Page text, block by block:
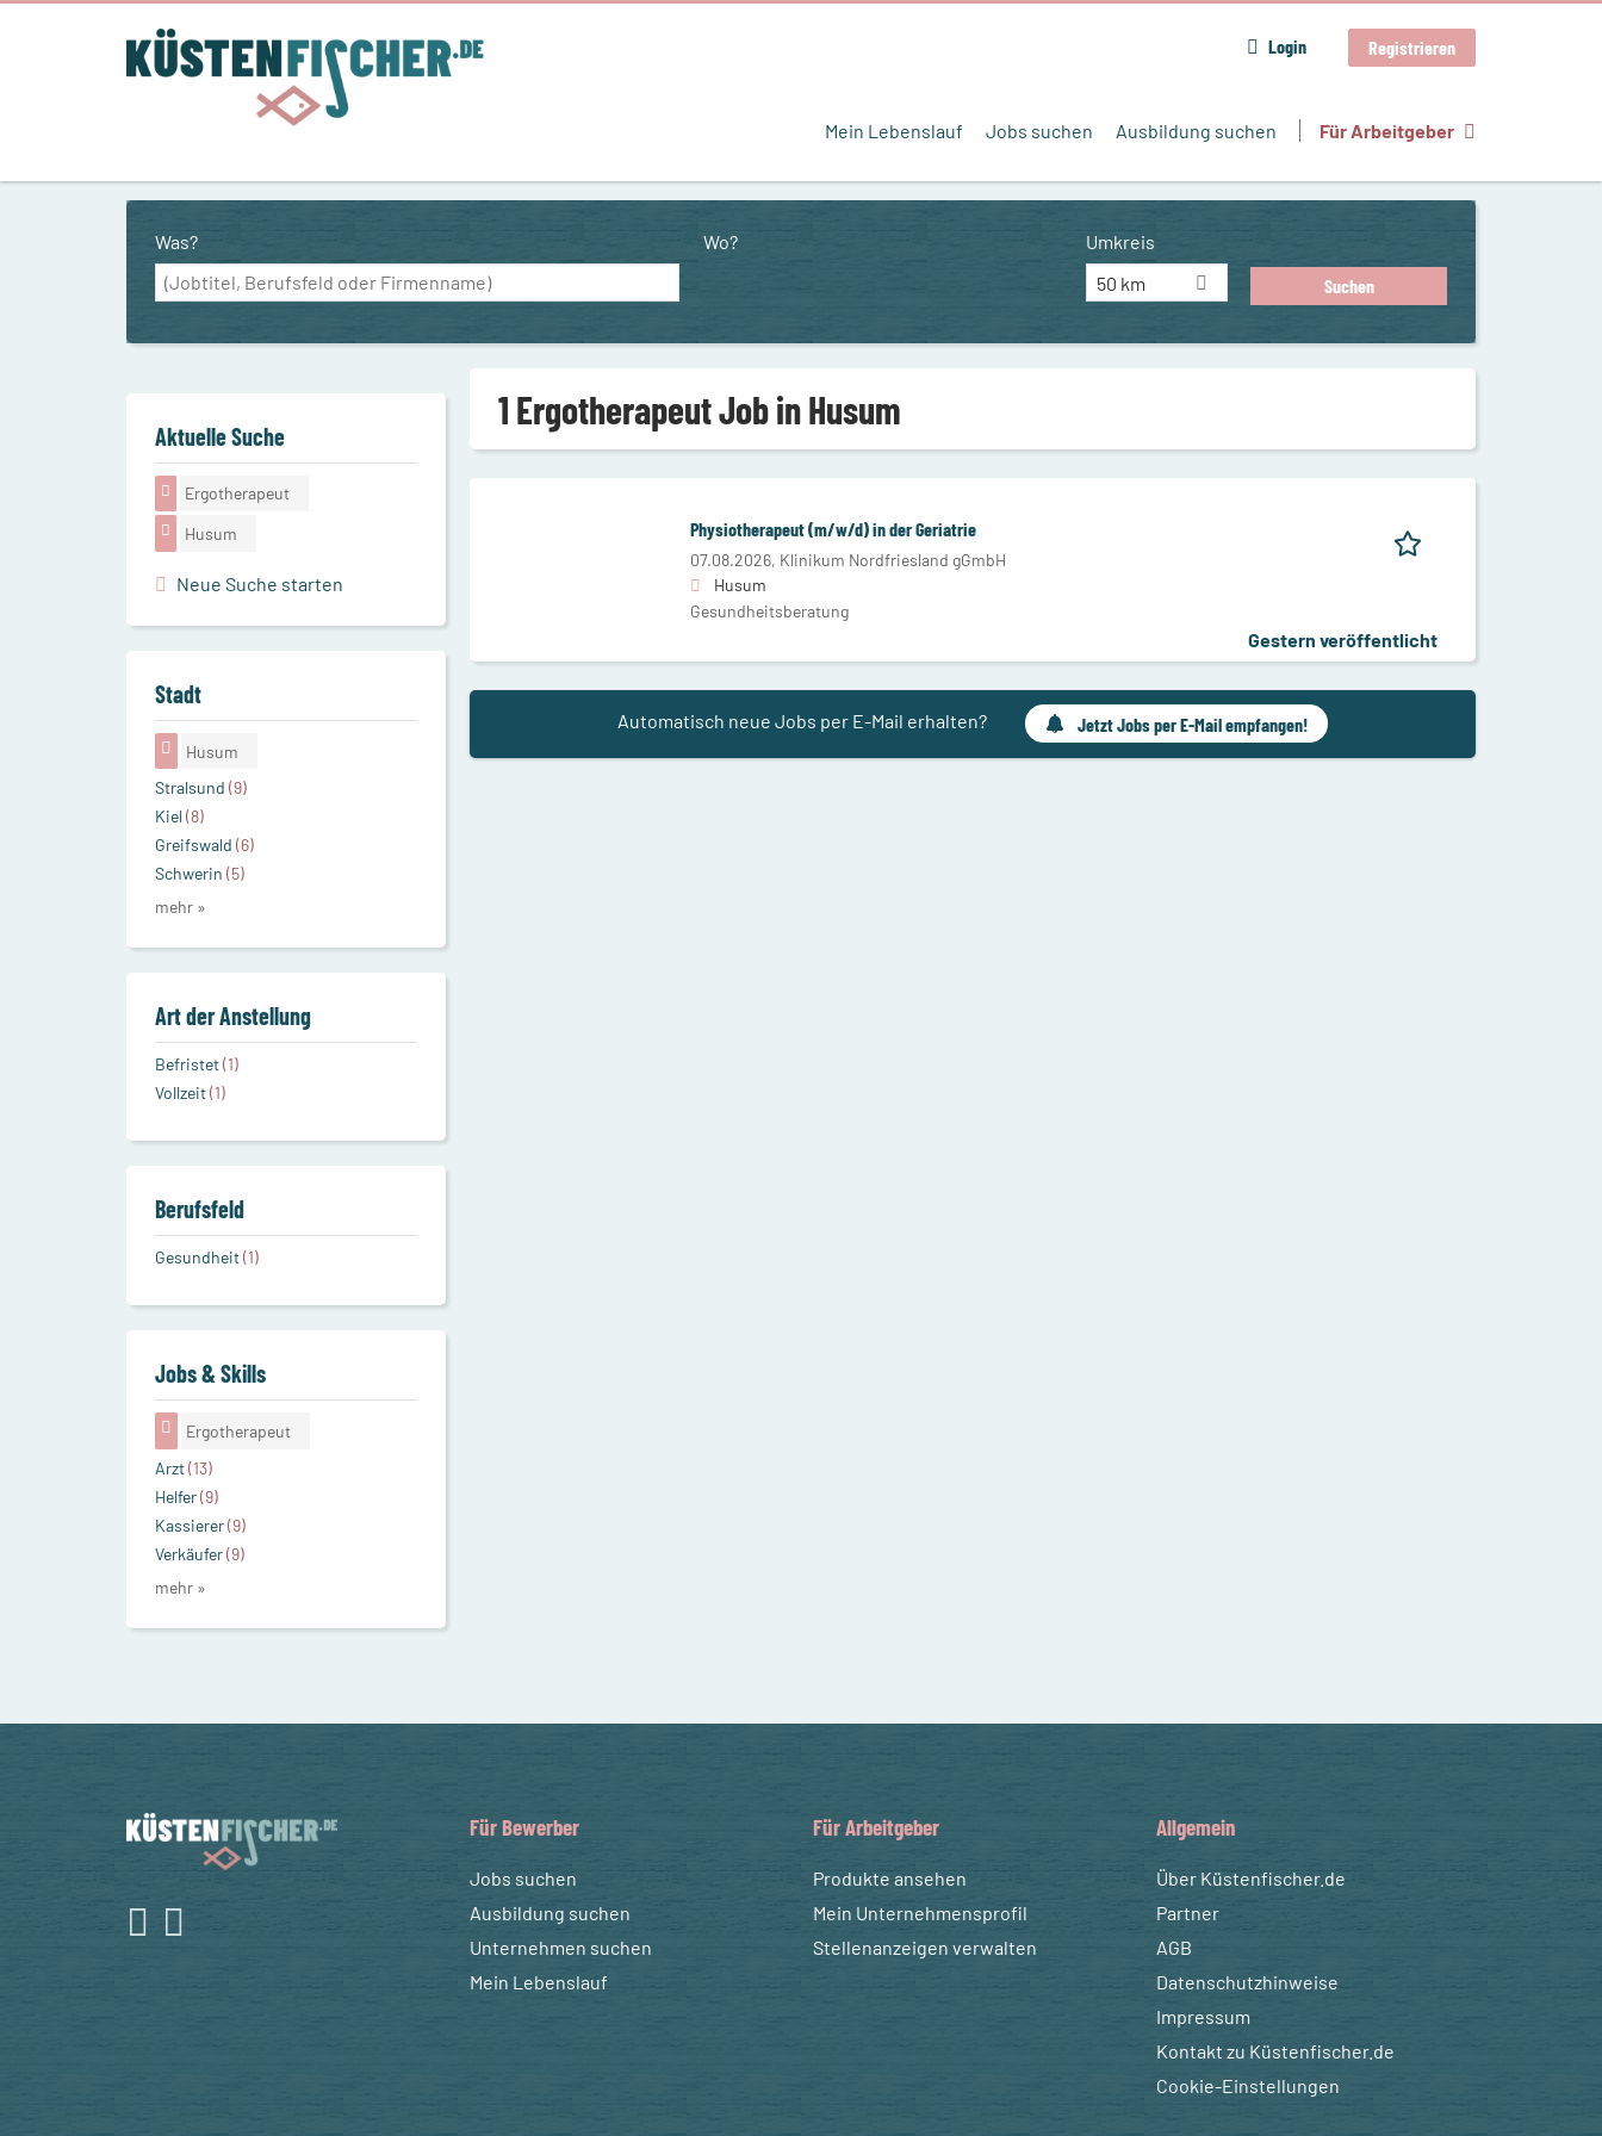
Login Registrieren
Mein Lebenslauf Jobs suchen Ausbildung suchen Für Arbeitgeber
Was? Wo?
Umkreis
50 km
1 Ergotherapeut Job in Husum
Physiotherapeut (m/w/d) in der Geriatrie
07.08.2026, Klinikum Nordfriesland gGmbH
Husum
Gesundheitsberatung
Gestern veröffentlicht
Automatisch neue Jobs per E-Mail erhalten? Jetzt Jobs per E-Mail empfangen!
Aktuelle Suche
Ergotherapeut
Husum
Neue Suche starten
Stadt
Husum
Stralsund (9)
Kiel(8)
Greifswald (6)
Schwerin (5)
mehr »
Art der Anstellung
Befristet(1)
Vollzeit(1)
Berufsfeld
Gesundheit(1)
Jobs & Skills
Ergotherapeut
Arzt(13)
Helfer(9)
Kassierer(9)
Verkäufer(9)
mehr »
Für Bewerber
Jobs suchen
Ausbildung suchen
Unternehmen suchen
Mein Lebenslauf
Für Arbeitgeber
Produkte ansehen
Mein Unternehmensprofil
Stellenanzeigen verwalten
Allgemein
Über Küstenfischer.de
Partner
AGB
Datenschutzhinweise
Impressum
Kontakt zu Küstenfischer.de
Cookie-Einstellungen